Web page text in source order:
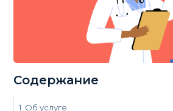
Содержание
1. Об услуге